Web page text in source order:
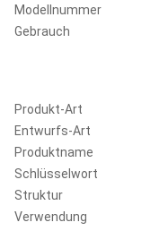
Modellnummer
Gebrauch
Produkt-Art
Entwurfs-Art
Produktname
Schlüsselwort
Struktur
Verwendung